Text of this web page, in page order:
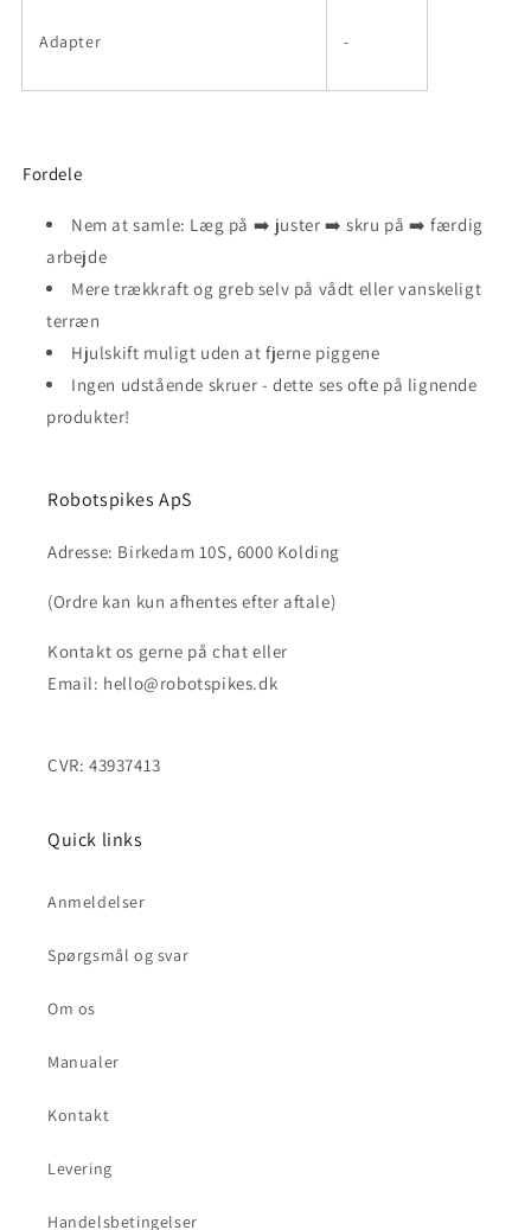
Adapter -
Fordele
Nem at samle: Læg på ➡️ juster ➡️ skru på ➡️ færdig
arbejde
Mere trækkraft og greb selv på vådt eller vanskeligt
terræn
Hjulskift muligt uden at fjerne piggene
Ingen udstående skruer - dette ses ofte på lignende
produkter!
Robotspikes ApS
Adresse: Birkedam 10S, 6000 Kolding
(Ordre kan kun afhentes efter aftale)
Kontakt os gerne på chat eller
Email: hello@robotspikes.dk
CVR: 43937413
Quick links
Anmeldelser
Spørgsmål og svar
Om os
Manualer
Kontakt
Levering
Handelsbetingelser